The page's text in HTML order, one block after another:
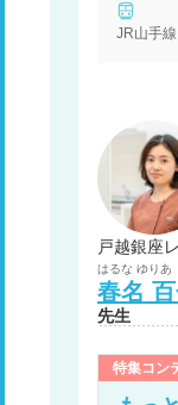
JR山手
戸越銀座
はるな ゆりあ
春名
先生
特集コン